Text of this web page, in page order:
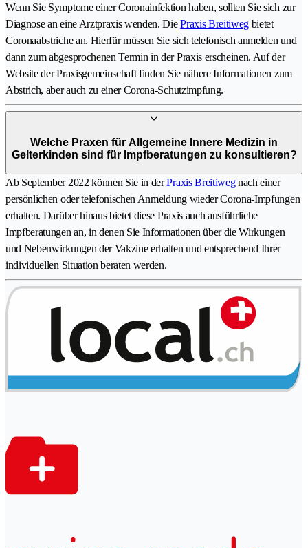
Wenn Sie Symptome einer Coronainfektion haben, sollten Sie sich zur
Diagnose an eine Arztpraxis wenden. DiePraxis Breitiweg bietet
Coronaabstriche an. Hierfür müssen Sie sich telefonisch anmelden und
dann zum abgesprochenen Termin in der Praxis erscheinen. Auf der
Website der Praxisgemeinschaft finden Sie nähere Informationen zum
Abstrich, aber auch zu einer Corona-Schutzimpfung.
Welche Praxen für Allgemeine Innere Medizin in
Gelterkinden sind für Impfberatungen zu konsultieren?
Ab September 2022 können Sie in derPraxis Breitiwegnach einer
persönlichen oder telefonischen Anmeldung wieder Corona-Impfungen
erhalten. Darüber hinaus bietet diese Praxis auch ausführliche
Impfberatungen an, in denen Sie Informationen über die Wirkungen
und Nebenwirkungen der Vakzine erhalten und entsprechend Ihrer
individuellen Situation beraten werden.